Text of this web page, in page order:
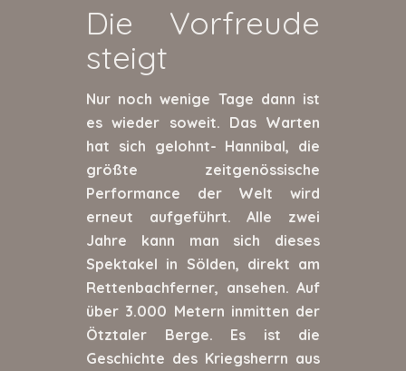
Die Vorfreude
steigt
Nur noch wenige Tage dann ist
es wieder soweit. Das Warten
hat sich gelohnt- Hannibal, die
größte zeitgenössische
Performance der Welt wird
erneut aufgeführt. Alle zwei
Jahre kann man sich dieses
Spektakel in Sölden, direkt am
Rettenbachferner, ansehen. Auf
über 3.000 Metern inmitten der
Ötztaler Berge. Es ist die
Geschichte des Kriegsherrn aus